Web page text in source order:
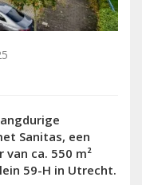
Sanitas, een
van ca. 550 m²
59-H in Utrecht.